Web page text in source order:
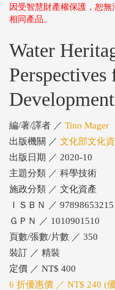
因受智慧財產權保護，恕
相同產品。
Water
Perspectives
編/著/譯者 ／ Tino Mager
出版機關 ／ 文化部文化
出版日期 ／ 2020-10
主題分類 ／ 科學技術
施政分類 ／ 文化資產
ＩＳＢＮ ／
ＧＰＮ ／ 1010901510
頁數/張數/片數 ／ 350
裝訂 ／ 精裝
定價 ／ NT$ 400
6 折優惠價 ／ NT$ 240 (